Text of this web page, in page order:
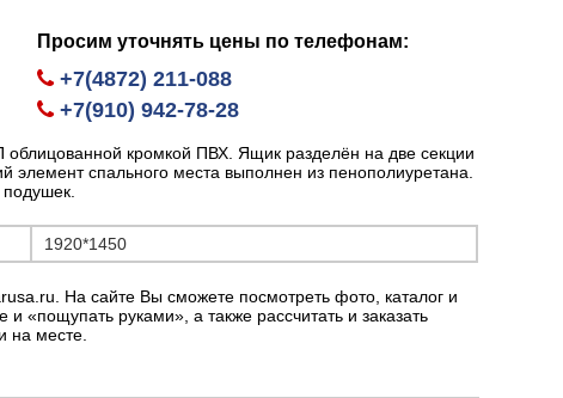
Просим уточнять цены по телефонам:
+7(4872) 211-088
+7(910) 942-78-28
кромкой ПВХ. Ящик разделён на две секции
спального места выполнен из пенополиуретана.
1920*1450
На сайте Вы сможете посмотреть фото, каталог и
«пощупать руками», а также рассчитать и заказать
на месте.